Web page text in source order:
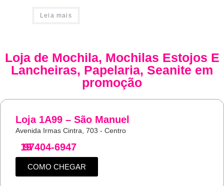
Leia mais
Loja de Mochila, Mochilas Estojos E
Lancheiras, Papelaria, Seanite em
promoção
Loja 1A99 – São Manuel
Avenida Irmas Cintra, 703 - Centro
19
97404-6947
COMO CHEGAR